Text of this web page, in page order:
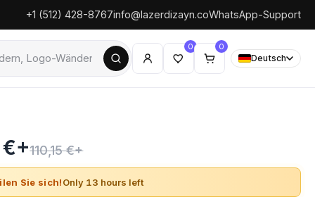
+1 (512) 428-8767info@lazerdizayn.coWhatsApp-Support
0 0
Deutsch
€+110,15 €+
Sie sich!Only 13 hours left